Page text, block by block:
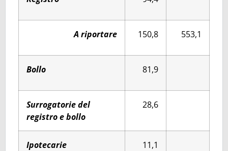
A riportare 150,8 553,1
Bollo 81,9
Surrogatorie del
registro e bollo
28,6
Ipotecarie 11,1